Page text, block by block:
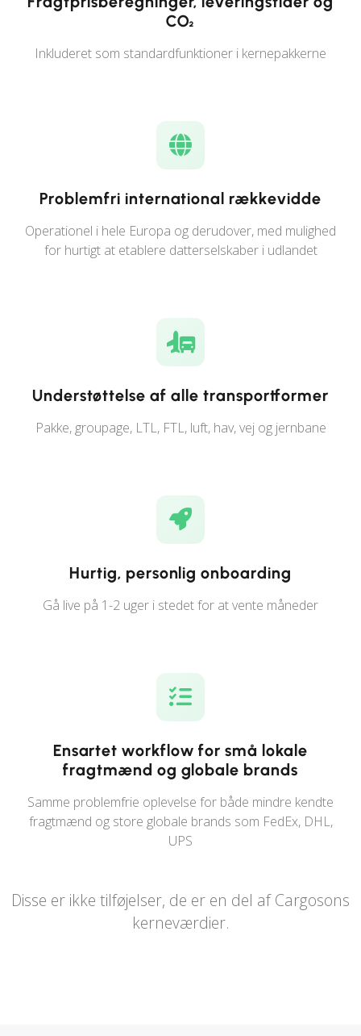
CO₂
Inkluderet som standardfunktioner i kernepakkerne
Problemfri international rækkevidde
Operationel i hele Europa og derudover, med mulighed
for hurtigt at etablere datterselskaber i udlandet
Understøttelse af alle transportformer
Pakke, groupage, LTL, FTL, luft, hav, vej og jernbane
Hurtig, personlig onboarding
Gå live på 1-2 uger i stedet for at vente måneder
Ensartet workflow for små lokale
fragtmænd og globale brands
Samme problemfrie oplevelse for både mindre kendte
fragtmænd og store globale brands som FedEx, DHL,
UPS
Disse er ikke tilføjelser, de er en del af Cargosons
kerneværdier.